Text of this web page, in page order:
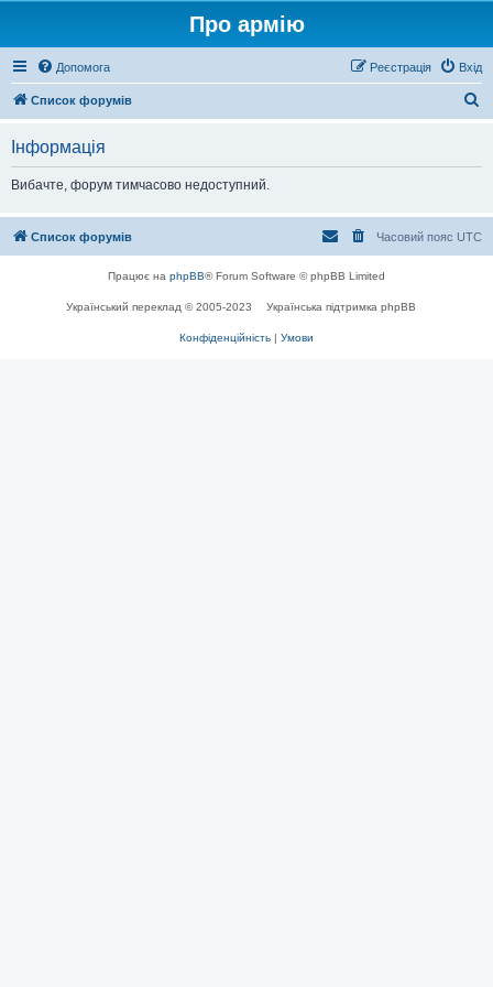
Про армію
Допомога Вхід
Реєстрація
Список форумів
Інформація
Вибачте, форум тимчасово недоступний.
Список форумів Часовий пояс UTC
Працює на phpBB® Forum Software © phpBB Limited
Український переклад © 2005-2023 Українська підтримка phpBB
Конфіденційність | Умови